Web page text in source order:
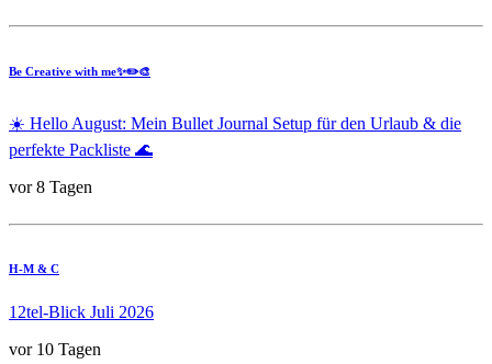
Be Creative with me✨✏️🎨
☀️ Hello August: Mein Bullet Journal Setup für den Urlaub & die
perfekte Packliste 🌊
vor 8 Tagen
H-M & C
12tel-Blick Juli 2026
vor 10 Tagen